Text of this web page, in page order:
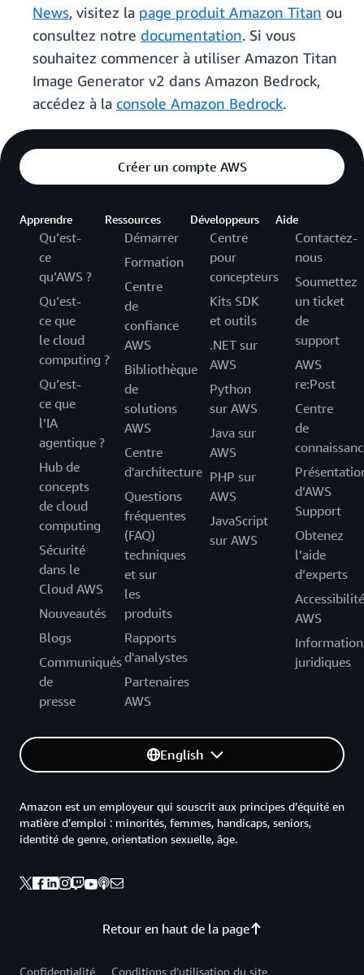
News, visitez la page produit Amazon Titan ou
consultez notre documentation. Si vous
souhaitez commencer à utiliser Amazon Titan
Image Generator v2 dans Amazon Bedrock,
accédez à la console Amazon Bedrock.
Créer un compte AWS
Apprendre
Qu’est-
ce
qu’AWS ?
Qu’est-
ce que
le cloud
computing ?
Qu’est-
ce que
l’IA
agentique ?
Hub de
concepts
de cloud
computing
Sécurité
dans le
Cloud AWS
Nouveautés
Blogs
Communiqués
de
presse
Ressources
Démarrer
Formation
Centre
de
confiance
AWS
Bibliothèque
de
solutions
AWS
Centre
d'architecture
Questions
fréquentes
(FAQ)
techniques
et sur
les
produits
Rapports
d'analystes
Partenaires
AWS
Développeurs
Centre
pour
concepteurs
Kits SDK
et outils
.NET sur
AWS
Python
sur AWS
Java sur
AWS
PHP sur
AWS
JavaScript
sur AWS
Aide
Contactez-
nous
Soumettez
un ticket
de
support
AWS
re:Post
Centre
de
d’AWS
Support
Obtenez
l’aide
d’experts
Accessibilité
AWS
juridiques
English
Retour en haut de la page
Amazon est un employeur qui souscrit aux principes d’équité en
matière d’emploi : minorités, femmes, handicaps, seniors,
identité de genre, orientation sexuelle, âge.
Confidentialité Conditions d’utilisation du site